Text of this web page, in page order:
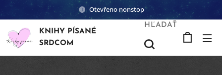
Otevřeno nonstop
KNIHY PÍSANÉ
SRDCOM
HĽADAŤ